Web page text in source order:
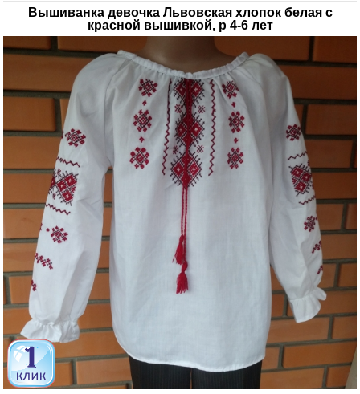
Вышиванка девочка Львовская хлопок белая с
красной вышивкой, р 4-6 лет